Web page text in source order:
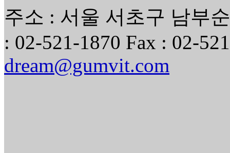
주소 : 서울 서초구 남부
: 02-521-1870 Fax : 02-
dream@gumvit.com